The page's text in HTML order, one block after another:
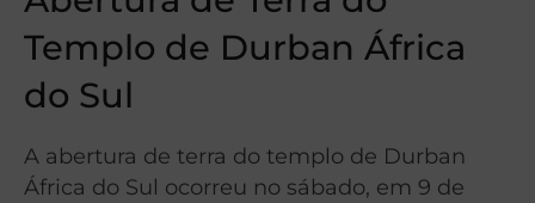
Templo de Durban África
do Sul
A abertura de terra do templo de Durban
África do Sul ocorreu no sábado, em 9 de